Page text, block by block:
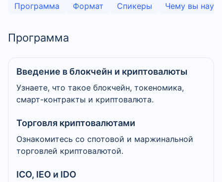
Программа Формат Спикеры Чему вы
Программа
Введение в блокчейн и криптовалюты
Узнаете, что такое блокчейн, токеномика,
смарт-контракты и криптовалюта.
Торговля криптовалютами
Ознакомитесь со спотовой и маржинальной
торговлей криптовалютой.
ICO, IEO и IDO